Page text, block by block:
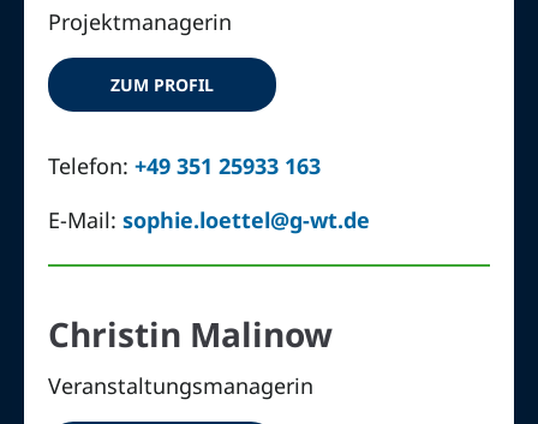
Projektmanagerin
ZUM PROFIL
Telefon:+49 351 25933 163
E-Mail:sophie.loettel@g-wt.de
Christin Malinow
Veranstaltungsmanagerin